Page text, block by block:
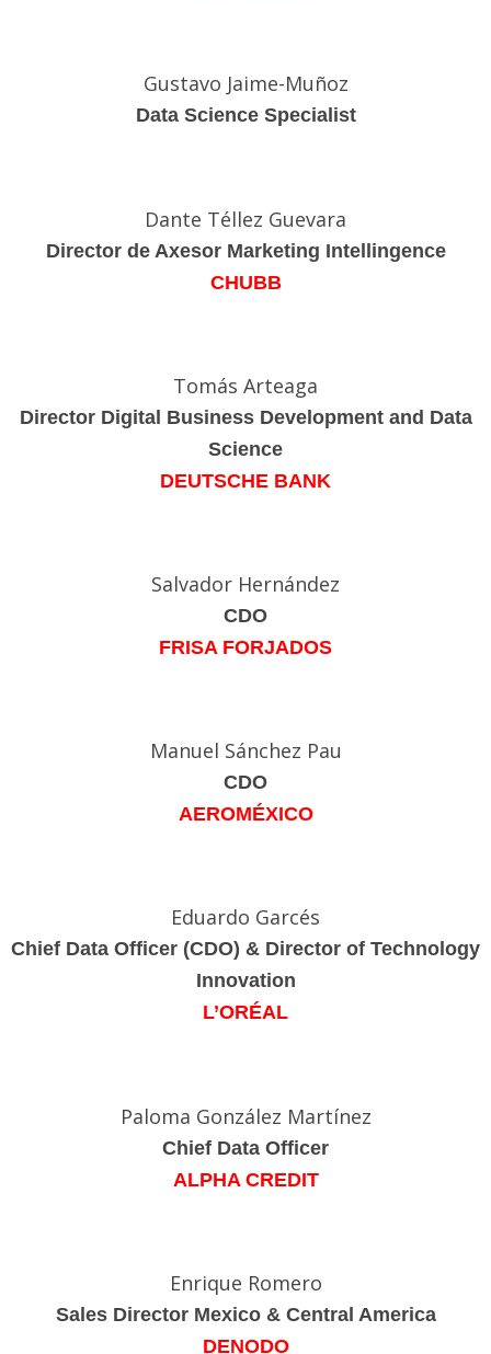
Gustavo Jaime-Muñoz
Data Science Specialist
Dante Téllez Guevara
Director de Axesor Marketing Intellingence
CHUBB
Tomás Arteaga
Director Digital Business Development and Data
Science
DEUTSCHE BANK
Salvador Hernández
CDO
FRISA FORJADOS
Manuel Sánchez Pau
CDO
AEROMÉXICO
Eduardo Garcés
Chief Data Officer (CDO) & Director of Technology
Innovation
L’ORÉAL
Paloma González Martínez
Chief Data Officer
ALPHA CREDIT
Enrique Romero
Sales Director Mexico & Central America
DENODO